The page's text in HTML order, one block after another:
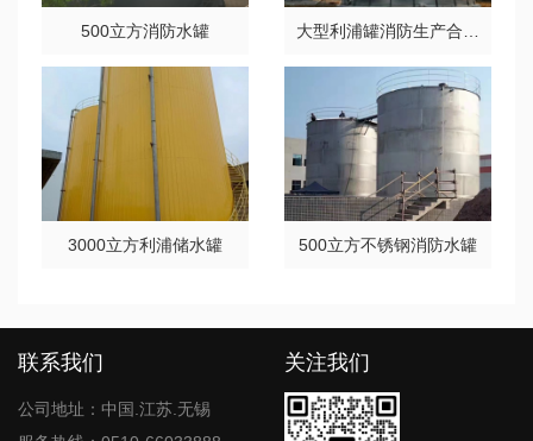
500立方消防水罐
3000立方利浦储水罐 500立方不锈钢消防水罐
联系我们
公司地址：中国.江苏.无锡
关注我们